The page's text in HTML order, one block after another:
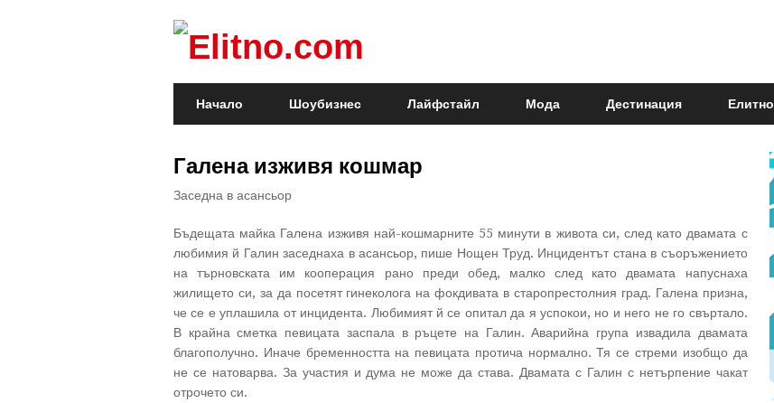
Начало Шоубизнес Лайфстайл Мода Дестинация Елитно
Галена изживя кошмар
Заседна в асансьор
Бъдещата майка Галена изживя най-кошмарните 55 минути в живота си, след като двамата с
любимия й Галин заседнаха в асансьор, пише Нощен Труд. Инцидентът стана в съоръжението
на търновската им кооперация рано преди обед, малко след като двамата напуснаха
жилището си, за да посетят гинеколога на фокдивата в старопрестолния град. Галена призна,
че се е уплашила от инцидента. Любимият й се опитал да я успокои, но и него не го свъртало.
В крайна сметка певицата заспала в ръцете на Галин. Аварийна група извадила двамата
благополучно. Иначе бременността на певицата протича нормално. Тя се стреми изобщо да
не се натоварва. За участия и дума не може да става. Двамата с Галин с нетърпение чакат
отрочето си.